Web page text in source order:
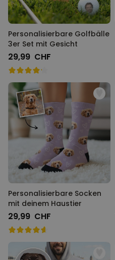
Personalisierbare Golfbälle
3er Set mit Gesicht
29,99 CHF
Personalisierbare Socken
mit deinem Haustier
29,99 CHF